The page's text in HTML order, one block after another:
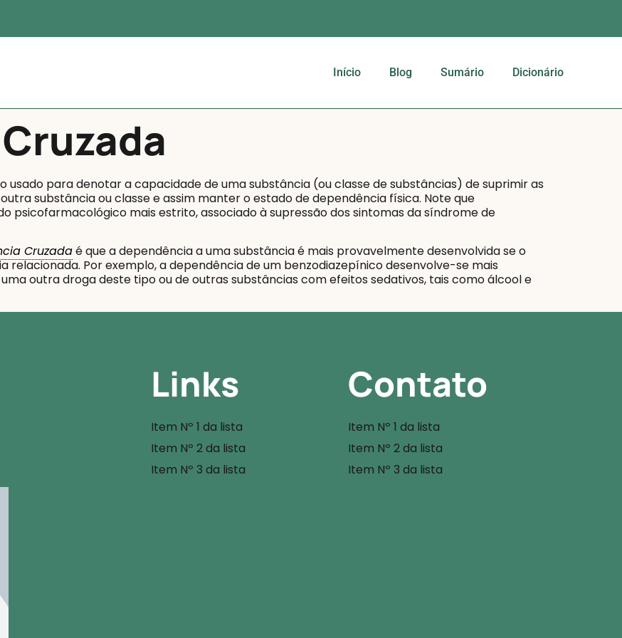
Início Blog Sumário Dicionário
usado para denotar a capacidade de uma substância (ou classe de substâncias) de suprimir as
substância ou classe e assim manter o estado de dependência física. Note que
psicofarmacológico mais estrito, associado à supressão dos sintomas da síndrome de
Cruzadaé que a dependência a uma substância é mais provavelmente desenvolvida se o
relacionada. Por exemplo, a dependência de um benzodiazepínico desenvolve-se mais
outra droga deste tipo ou de outras substâncias com efeitos sedativos, tais como álcool e
Links
Item Nº 1 da lista
Item Nº 2 da lista
Item Nº 3 da lista
Contato
Item Nº 1 da lista
Item Nº 2 da lista
Item Nº 3 da lista